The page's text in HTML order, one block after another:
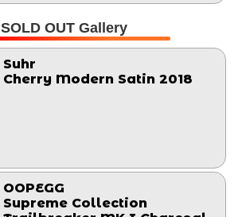
SOLD OUT Gallery
Suhr
Cherry Modern Satin 2018
OOPEGG
Supreme Collection